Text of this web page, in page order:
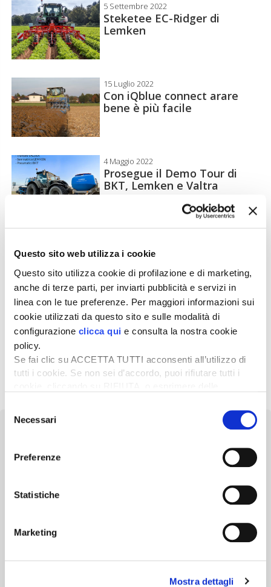
Questo sito web utilizza i cookie
Questo sito utilizza cookie di profilazione e di marketing,
anche di terze parti, per inviarti pubblicità e servizi in
linea con le tue preferenze. Per maggiori informazioni sui
cookie utilizzati da questo sito e sulle modalità di
configurazione clicca qui e consulta la nostra cookie
policy.
Se fai clic su ACCETTA TUTTI acconsenti all’utilizzo di
tutti i cookie. Se non sei d’accordo, puoi rifiutare tutti i
desideri accettare e cliccando ACCETTA SELEZIONATI.
delNecessari
Preferenze
Statistiche
Marketing
Mostra dettagli
5 Settembre 2022
Steketee EC-Ridger di
Lemken
15 Luglio 2022
Con iQblue connect arare
bene è più facile
4 Maggio 2022
Prosegue il Demo Tour di
BKT, Lemken e Valtra
Lemken in prima fila per il
21 Settembre 2021
Tutti i vantaggi di Lemken
Azurit 10
Scopri un servizio d'informazione di alta qualità. Tagliato sulle tue